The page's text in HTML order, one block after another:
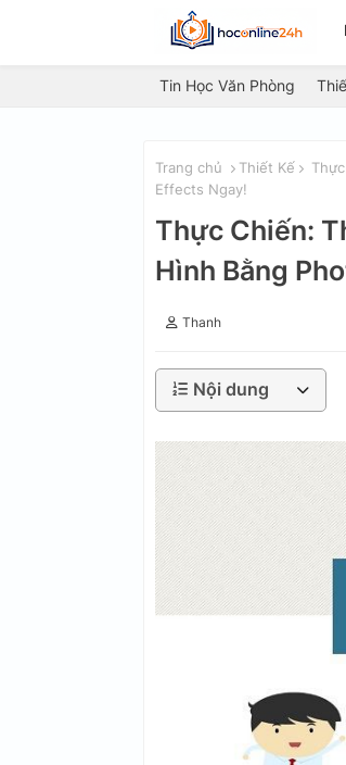
Tin Học Văn Phòng
Trang chủ Thiết Kế
Effects Ngay!
Thực Chiến:
Hình Bằng
Thanh
Nội dung